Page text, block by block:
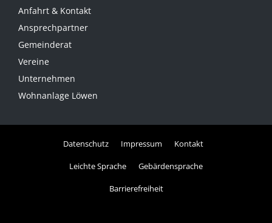
Anfahrt & Kontakt
Ansprechpartner
Gemeinderat
Vereine
Unternehmen
Wohnanlage Löwen
Datenschutz Impressum Kontakt
Leichte Sprache Gebärdensprache
Barrierefreiheit